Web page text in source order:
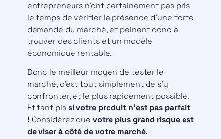
entrepreneurs n’ont certainement pas pris
le temps de vérifier la présence d’une forte
demande du marché, et peinent donc à
trouver des clients et un modèle
économique rentable.
Donc le meilleur moyen de tester le
marché, c’est tout simplement de s’y
confronter, et le plus rapidement possible.
Et tant pissi votre produit n’est pas parfait
! Considérez que votre plus grand risque est
de viser à côté de votre marché.